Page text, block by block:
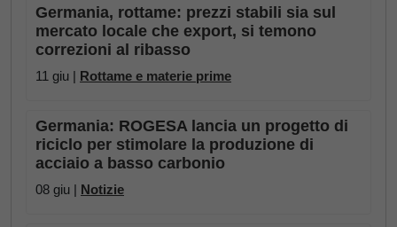
Germania, rottame: prezzi stabili sia sul
mercato locale che export, si temono
correzioni al ribasso
11 giu | Rottame e materie prime
Germania: ROGESA lancia un progetto di
riciclo per stimolare la produzione di
acciaio a basso carbonio
08 giu | Notizie